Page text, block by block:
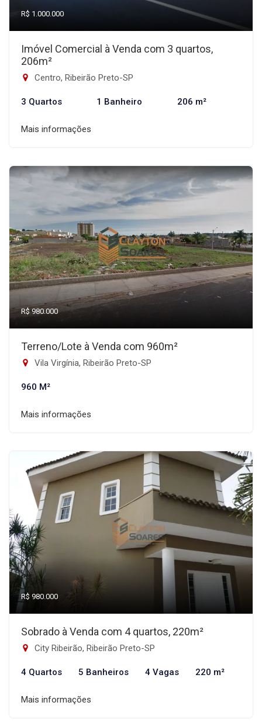
R$ 1.000.000
Imóvel Comercial à Venda com 3 quartos,
206m²
Centro, Ribeirão Preto-SP
3 Quartos 1 Banheiro 206 m²
Mais informações
R$ 980.000
Terreno/Lote à Venda com 960m²
Vila Virgínia, Ribeirão Preto-SP
960 M²
Mais informações
R$ 980.000
Sobrado à Venda com 4 quartos, 220m²
City Ribeirão, Ribeirão Preto-SP
4 Quartos 5 Banheiros 4 Vagas 220 m²
Mais informações